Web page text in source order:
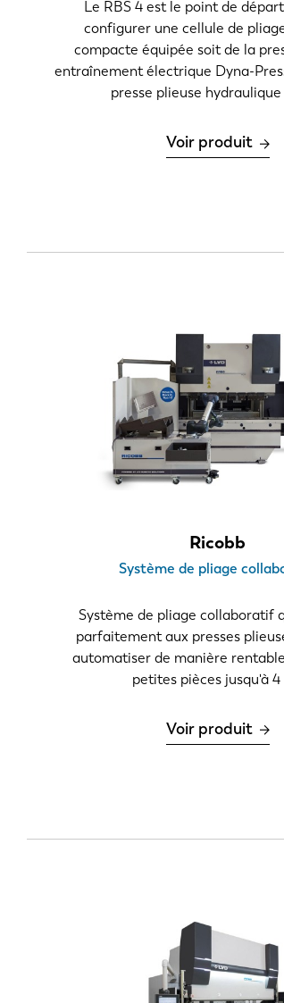
6-12 mm
> 12 mm
Longueur de pliage
Boîtes simples
3D complexe
Nombre de courbes
Nombre de changements
>12
Le RBS 4 est le point de
configurer une cellule de
compacte équipée soit de la
entraînement électrique Dyna-
presse plieuse hydraulique
Voir produit
Ricobb
Système de pliage
Système de pliage collaboratif
parfaitement aux presses
automatiser de manière
petites pièces jusqu'à 4
Voir produit